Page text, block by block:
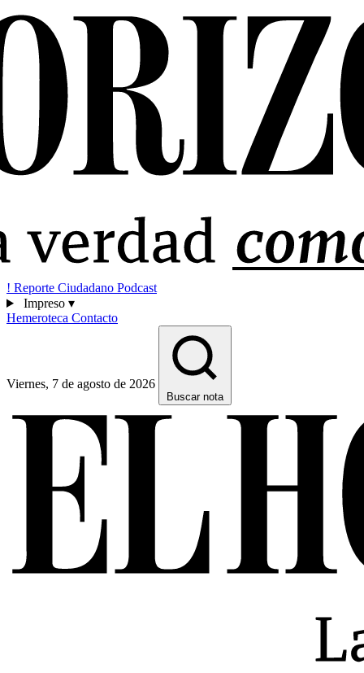
! Reporte Ciudadano Podcast
Impreso ▾
Hemeroteca Contacto
Viernes, 7 de agosto de 2026
Buscar nota